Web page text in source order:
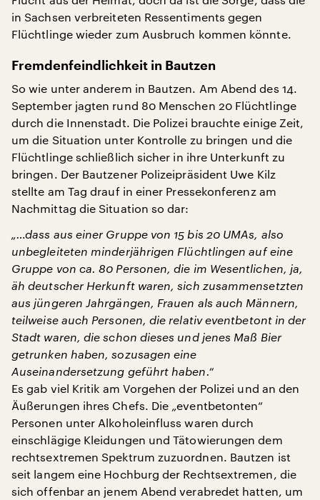
in Sachsen verbreiteten Ressentiments gegen
Flüchtlinge wieder zum Ausbruch kommen könnte.
Fremdenfeindlichkeit in Bautzen
So wie unter anderem in Bautzen. Am Abend des 14.
September jagten rund 80 Menschen 20 Flüchtlinge
durch die Innenstadt. Die Polizei brauchte einige Zeit,
um die Situation unter Kontrolle zu bringen und die
Flüchtlinge schließlich sicher in ihre Unterkunft zu
bringen. Der Bautzener Polizeipräsident Uwe Kilz
stellte am Tag drauf in einer Pressekonferenz am
Nachmittag die Situation so dar:
„…dass aus einer Gruppe von 15 bis 20 UMAs, also
unbegleiteten minderjährigen Flüchtlingen auf eine
Gruppe von ca. 80 Personen, die im Wesentlichen, ja,
äh deutscher Herkunft waren, sich zusammensetzten
aus jüngeren Jahrgängen, Frauen als auch Männern,
teilweise auch Personen, die relativ eventbetont in der
Stadt waren, die schon dieses und jenes Maß Bier
getrunken haben, sozusagen eine
Auseinandersetzung geführt haben.“
Es gab viel Kritik am Vorgehen der Polizei und an den
Äußerungen ihres Chefs. Die „eventbetonten“
Personen unter Alkoholeinfluss waren durch
einschlägige Kleidungen und Tätowierungen dem
rechtsextremen Spektrum zuzuordnen. Bautzen ist
seit langem eine Hochburg der Rechtsextremen, die
sich offenbar an jenem Abend verabredet hatten, um